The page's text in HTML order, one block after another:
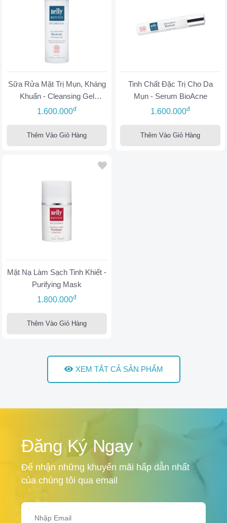
Sữa Rửa Mặt Trị Mụn, Kháng
Khuẩn - Cleansing Gel
BioAcne
1.600.000đ
Thêm Vào Giỏ Hàng
Tinh Chất Đặc Trị Cho Da
Mụn - Serum BioAcne
1.600.000đ
Thêm Vào Giỏ Hàng
Mặt Nạ Làm Sạch Tinh Khiết -
Purifying Mask
1.800.000đ
Thêm Vào Giỏ Hàng
XEM TẤT CẢ SẢN PHẨM
Đăng Ký Ngay
Để nhận những khuyến mãi hấp dẫn nhất
của chúng tôi qua email